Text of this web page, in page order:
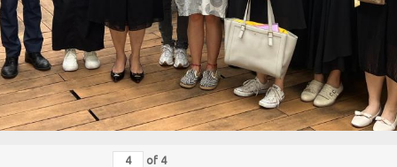
of 4